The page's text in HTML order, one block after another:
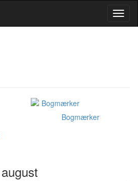
Bogmærker